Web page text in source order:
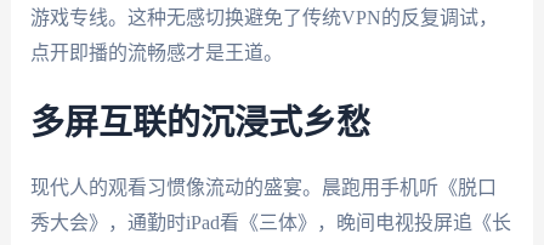
游戏专线。这种无感切换避免了传统VPN的反复调试，
点开即播的流畅感才是王道。
多屏互联的沉浸式乡愁
现代人的观看习惯像流动的盛宴。晨跑用手机听《脱口
秀大会》，通勤时iPad看《三体》，晚间电视投屏追《长